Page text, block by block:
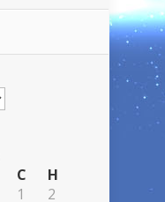
С Н
1
2